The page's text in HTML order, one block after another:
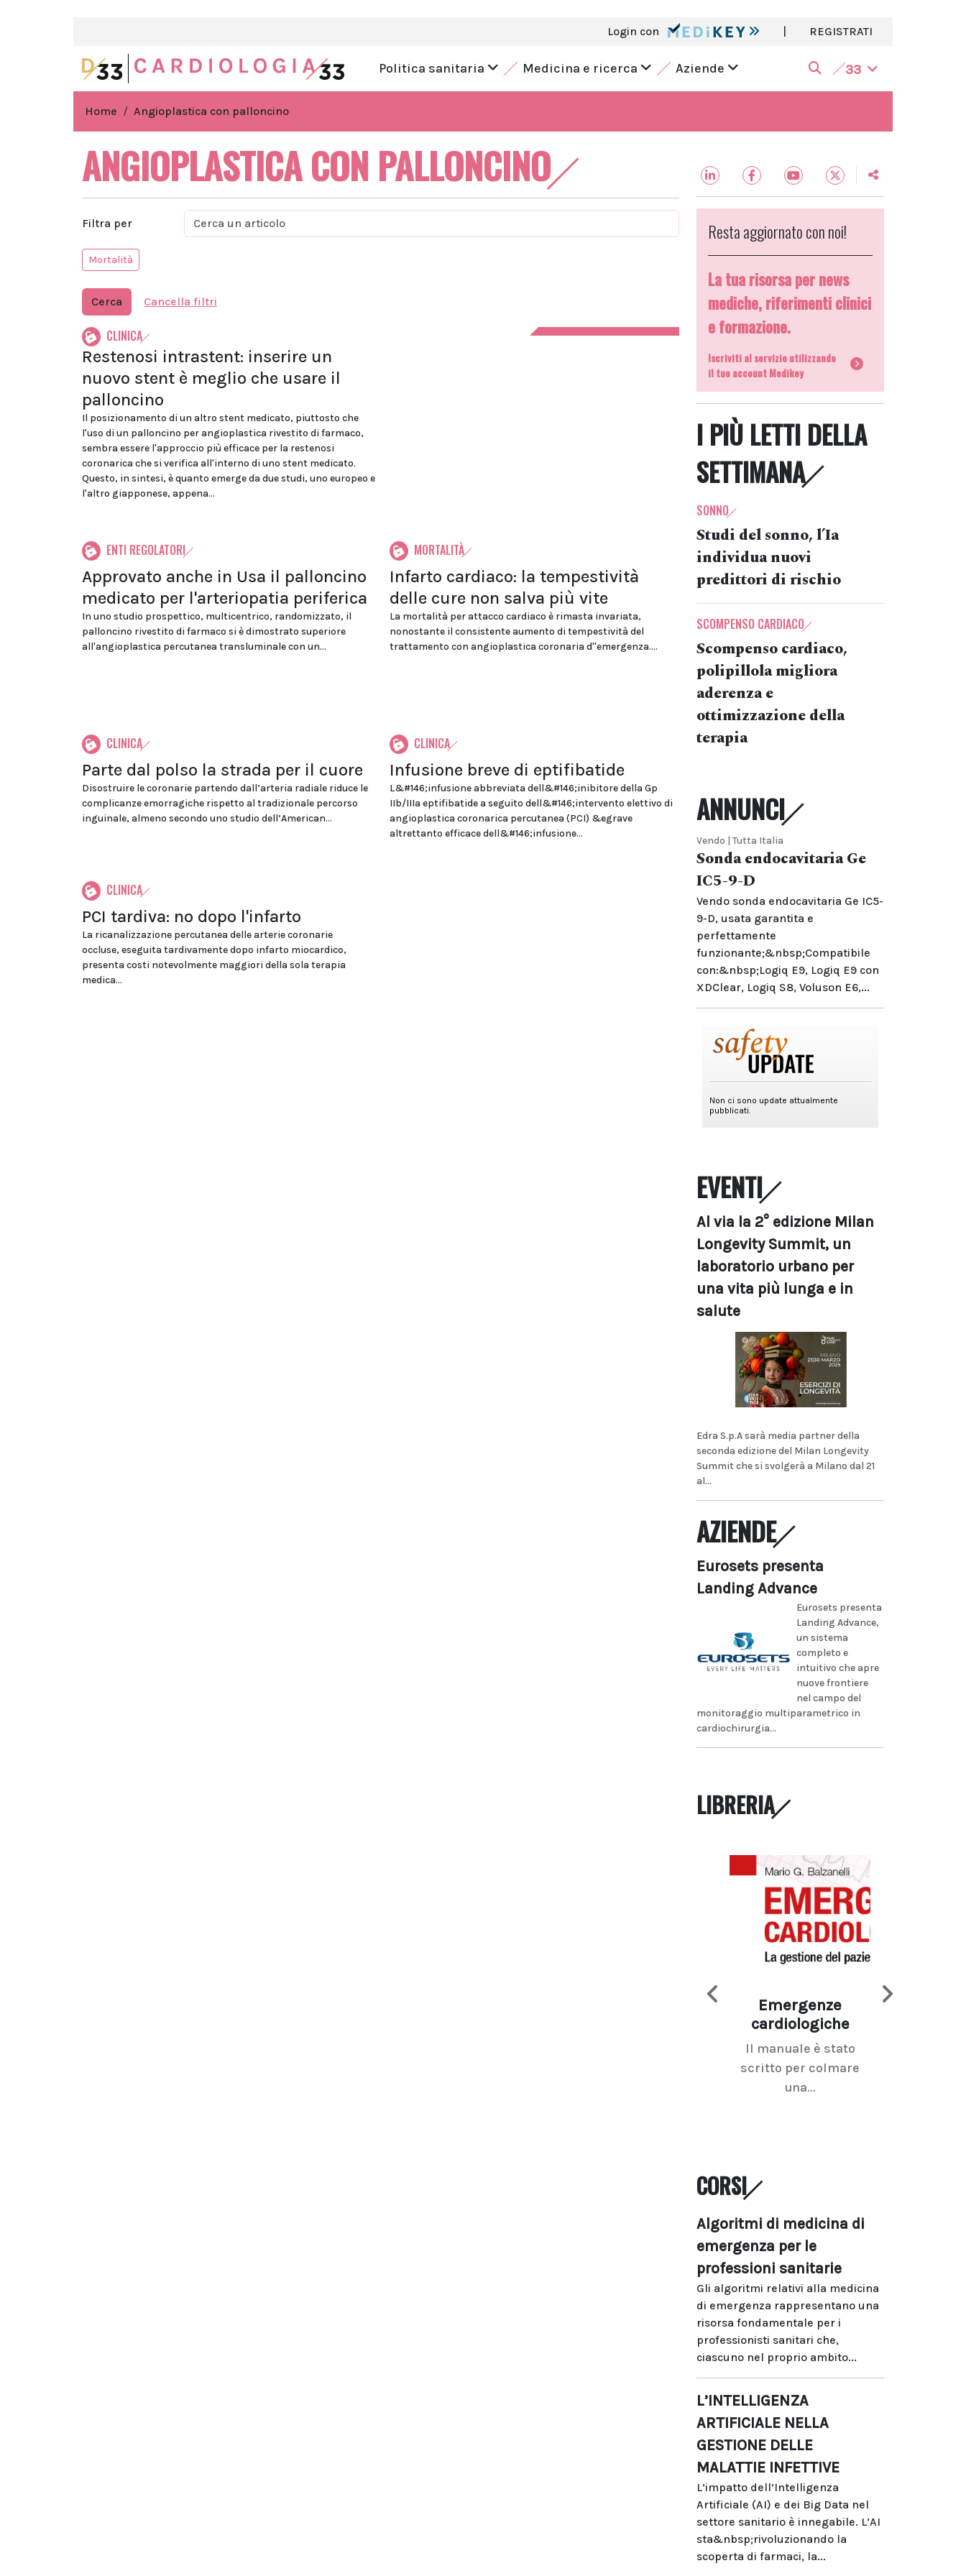
Login con | REGISTRATI
Politica sanitaria Medicina e ricerca Aziende 33
Home Angioplastica con palloncino
ANGIOPLASTICA CON PALLONCINO
Filtra per
Mortalità
Cerca Cancella filtri
CLINICA
Restenosi intrastent: inserire un
nuovo stent è meglio che usare il
palloncino
Il posizionamento di un altro stent medicato, piuttosto che
l'uso di un palloncino per angioplastica rivestito di farmaco,
sembra essere l'approccio più efficace per la restenosi
coronarica che si verifica all'interno di uno stent medicato.
Questo, in sintesi, è quanto emerge da due studi, uno europeo e
l'altro giapponese, appena...
ENTI REGOLATORI
Approvato anche in Usa il palloncino
medicato per l'arteriopatia periferica
In uno studio prospettico, multicentrico, randomizzato, il
palloncino rivestito di farmaco si è dimostrato superiore
all'angioplastica percutanea transluminale con un...
MORTALITÀ
Infarto cardiaco: la tempestività
delle cure non salva più vite
La mortalità per attacco cardiaco è rimasta invariata,
nonostante il consistente aumento di tempestività del
trattamento con angioplastica coronaria d''emergenza....
CLINICA
Parte dal polso la strada per il cuore
Disostruire le coronarie partendo dall’arteria radiale riduce le
complicanze emorragiche rispetto al tradizionale percorso
inguinale, almeno secondo uno studio dell’American...
CLINICA
Infusione breve di eptifibatide
L&#146;infusione abbreviata dell&#146;inibitore della Gp
IIb/IIIa eptifibatide a seguito dell&#146;intervento elettivo di
angioplastica coronarica percutanea (PCI) &egrave
altrettanto efficace dell&#146;infusione...
CLINICA
PCI tardiva: no dopo l'infarto
La ricanalizzazione percutanea delle arterie coronarie
occluse, eseguita tardivamente dopo infarto miocardico,
presenta costi notevolmente maggiori della sola terapia
medica...
Resta aggiornato con noi!
La tua risorsa per news
mediche, riferimenti clinici
e formazione.
Iscriviti al servizio utilizzando
il tuo account Medikey
I PIÙ LETTI DELLA
SETTIMANA
SONNO
Studi del sonno, l’Ia
individua nuovi
predittori di rischio
SCOMPENSO CARDIACO
Scompenso cardiaco,
polipillola migliora
aderenza e
ottimizzazione della
terapia
ANNUNCI
Vendo | Tutta Italia
Sonda endocavitaria Ge
IC5-9-D
Vendo sonda endocavitaria Ge IC5-
9-D, usata garantita e
perfettamente
funzionante;&nbsp;Compatibile
con:&nbsp;Logiq E9, Logiq E9 con
XDClear, Logiq S8, Voluson E6,...
EVENTI
Al via la 2° edizione Milan
Longevity Summit, un
laboratorio urbano per
una vita più lunga e in
salute
Edra S.p.A sarà media partner della
seconda edizione del Milan Longevity
Summit che si svolgerà a Milano dal 21
al...
AZIENDE
Eurosets presenta
Landing Advance
Eurosets presenta
Landing Advance,
un sistema
completo e
intuitivo che apre
nuove frontiere
nel campo del
monitoraggio multiparametrico in
cardiochirurgia...
LIBRERIA
Emergenze
cardiologiche
Il manuale è stato
scritto per colmare
una...
CORSI
Algoritmi di medicina di
emergenza per le
professioni sanitarie
Gli algoritmi relativi alla medicina
di emergenza rappresentano una
risorsa fondamentale per i
professionisti sanitari che,
ciascuno nel proprio ambito...
L’INTELLIGENZA
ARTIFICIALE NELLA
GESTIONE DELLE
MALATTIE INFETTIVE
L’impatto dell’Intelligenza
Artificiale (AI) e dei Big Data nel
settore sanitario è innegabile. L’AI
sta&nbsp;rivoluzionando la
scoperta di farmaci, la...